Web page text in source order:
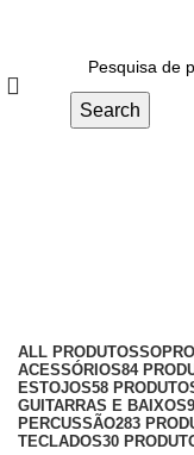
Search
ALL PRODUTOS
ACESSÓRIOS84
ESTOJOS58
GUITARRAS E BAIXOS
PERCUSSÃO283
TECLADOS30